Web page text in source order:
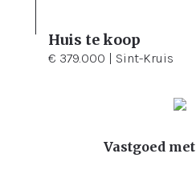
2 280 m²
Huis te koop
€ 379.000 | Sint-Kruis
Vastgoed